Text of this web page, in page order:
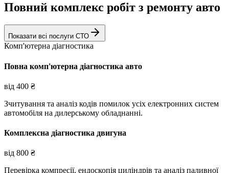
Повний комплекс робіт з ремонту авто
Показати всі послуги СТО
Комп'ютерна діагностика
Повна комп'ютерна діагностика авто
від 400 ₴
Зчитування та аналіз кодів помилок усіх електронних систем
автомобіля на дилерському обладнанні.
Комплексна діагностика двигуна
від 800 ₴
Перевірка компресії, ендоскопія циліндрів та аналіз паливної